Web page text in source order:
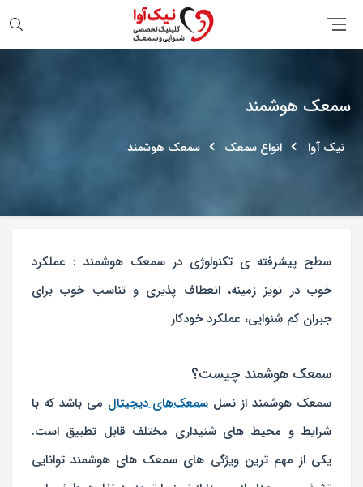
سمعک هوشمند
نیک آوا انواع سمعک سمعک هوشمند
سطح پیشرفته ی تکنولوژی در سمعک هوشمند : عملکرد
خوب در نویز زمینه، انعطاف پذیری و تناسب خوب برای
جبران کم شنوایی، عملکرد خودکار
سمعک هوشمند چیست؟
سمعک هوشمند از نسل سمعک‌های دیجیتال می باشد که با
شرایط و محیط های شنیداری مختلف قابل تطبیق است.
یکی از مهم ترین ویژگی های سمعک های هوشمند توانایی